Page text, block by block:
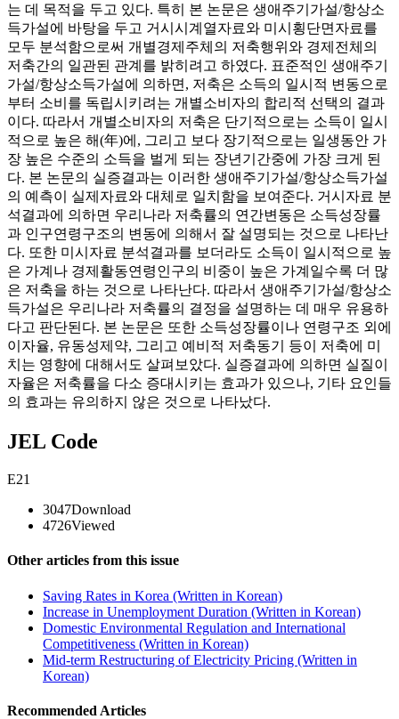
는 데 목적을 두고 있다. 특히 본 논문은 생애주기가설/항상소
득가설에 바탕을 두고 거시시계열자료와 미시횡단면자료를
모두 분석함으로써 개별경제주체의 저축행위와 경제전체의
저축간의 일관된 관계를 밝히려고 하였다. 표준적인 생애주기
가설/항상소득가설에 의하면, 저축은 소득의 일시적 변동으로
부터 소비를 독립시키려는 개별소비자의 합리적 선택의 결과
이다. 따라서 개별소비자의 저축은 단기적으로는 소득이 일시
적으로 높은 해(年)에, 그리고 보다 장기적으로는 일생동안 가
장 높은 수준의 소득을 벌게 되는 장년기간중에 가장 크게 된
다. 본 논문의 실증결과는 이러한 생애주기가설/항상소득가설
의 예측이 실제자료와 대체로 일치함을 보여준다. 거시자료 분
석결과에 의하면 우리나라 저축률의 연간변동은 소득성장률
과 인구연령구조의 변동에 의해서 잘 설명되는 것으로 나타난
다. 또한 미시자료 분석결과를 보더라도 소득이 일시적으로 높
은 가계나 경제활동연령인구의 비중이 높은 가계일수록 더 많
은 저축을 하는 것으로 나타난다. 따라서 생애주기가설/항상소
득가설은 우리나라 저축률의 결정을 설명하는 데 매우 유용하
다고 판단된다. 본 논문은 또한 소득성장률이나 연령구조 외에
이자율, 유동성제약, 그리고 예비적 저축동기 등이 저축에 미
치는 영향에 대해서도 살펴보았다. 실증결과에 의하면 실질이
자율은 저축률을 다소 증대시키는 효과가 있으나, 기타 요인들
의 효과는 유의하지 않은 것으로 나타났다.
JEL Code
E21
3047Download
4726Viewed
Other articles from this issue
Saving Rates in Korea (Written in Korean)
Increase in Unemployment Duration (Written in Korean)
Domestic Environmental Regulation and International
Competitiveness (Written in Korean)
Mid-term Restructuring of Electricity Pricing (Written in
Korean)
Recommended Articles